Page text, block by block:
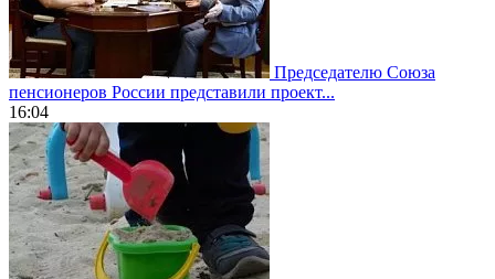
Председателю Союза
пенсионеров России представили проект...
16:04